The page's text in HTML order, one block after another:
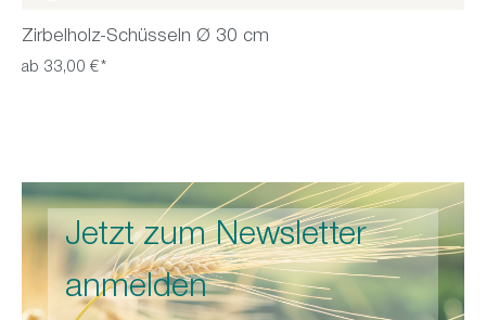
Zirbelholz-Schüsseln Ø 30 cm
ab 33,00 €*
Jetzt zum Newsletter
anmelden